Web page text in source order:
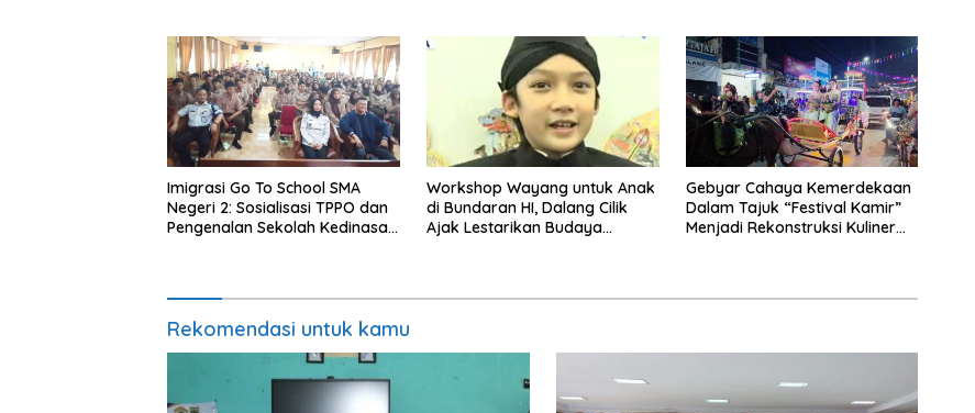
Imigrasi Go To School SMA
Negeri 2: Sosialisasi TPPO dan
Pengenalan Sekolah Kedinasan
Workshop Wayang untuk Anak
di Bundaran HI, Dalang Cilik
Ajak Lestarikan Budaya
Gebyar Cahaya Kemerdekaan
Dalam Tajuk “Festival Kamir”
Menjadi Rekonstruksi Kuliner
Rekomendasi untuk kamu